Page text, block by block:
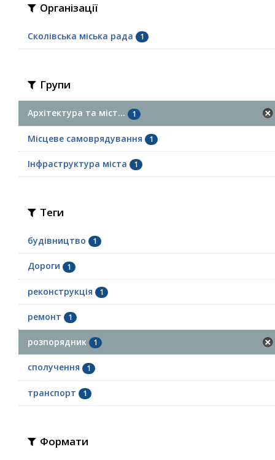
Організації
Сколівська міська рада 1
Групи
Архітектура та міст... 1
Місцеве самоврядування 1
Інфраструктура міста 1
Теги
будівництво 1
Дороги 1
реконструкція 1
ремонт 1
розпорядник 1
сполучення 1
транспорт 1
Формати